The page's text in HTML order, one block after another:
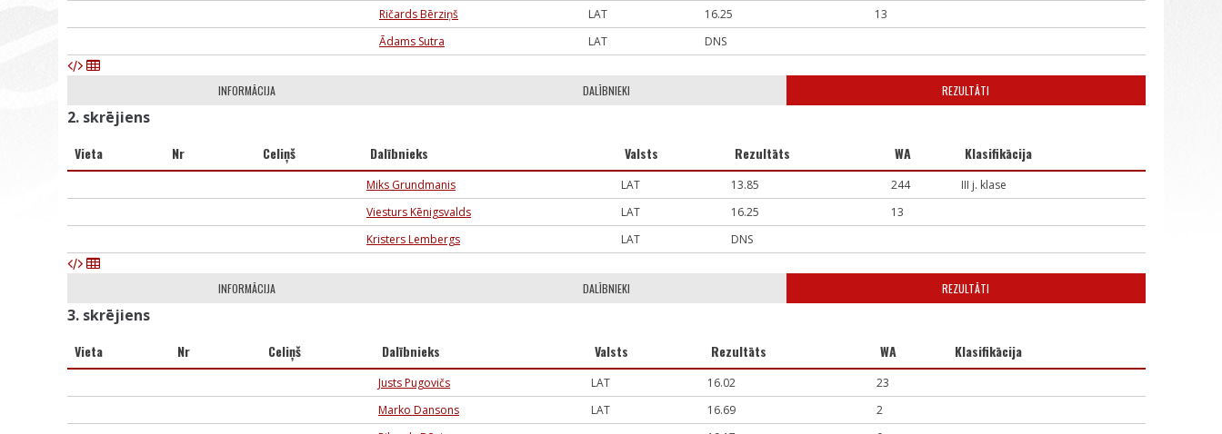
Ričards Bērziņš
LAT 16.25
13
Ādams Sutra
LAT DNS
INFORMĀCIJA DALĪBNIEKI REZULTĀTI
2. skrējiens
Vieta Nr Celiņš Dalībnieks Valsts Rezultāts WA Klasifikācija
Miks Grundmanis LAT 13.85 244
III j. klase
Viesturs Kēnigsvalds
LAT 16.25
13
Kristers Lembergs
LAT DNS
INFORMĀCIJA DALĪBNIEKI REZULTĀTI
3. skrējiens
Vieta Nr Celiņš Dalībnieks Valsts Rezultāts WA Klasifikācija
Justs Pugovičs LAT 16.02
23
Marko Dansons
LAT 16.69
2